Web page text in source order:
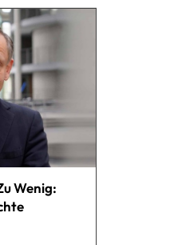
Wenig: